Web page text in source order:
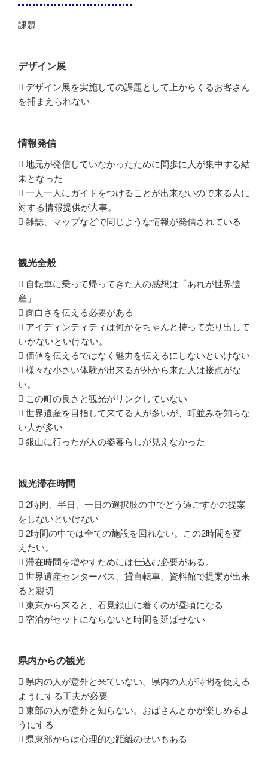
課題
デザイン展
 デザイン展を実施しての課題として上からくるお客さん
を捕まえられない
情報発信
 地元が発信していなかったために間歩に人が集中する結
果となった
 一人一人にガイドをつけることが出来ないので来る人に
対する情報提供が大事。
 雑誌、マップなどで同じような情報が発信されている
観光全般
 自転車に乗って帰ってきた人の感想は「あれが世界遺
産」
 面白さを伝える必要がある
 アイディンティティは何かをちゃんと持って売り出して
いかないといけない。
 価値を伝えるではなく魅力を伝えるにしないといけない
 様々な小さい体験が出来るが外から来た人は接点がな
い。
 この町の良さと観光がリンクしていない
 世界遺産を目指して来てる人が多いが、町並みを知らな
い人が多い
 銀山に行ったが人の姿暮らしが見えなかった
観光滞在時間
 2時間、半日、一日の選択肢の中でどう過ごすかの提案
をしないといけない
 2時間の中では全ての施設を回れない。この2時間を変
えたい。
 滞在時間を増やすためには仕込む必要がある。
 世界遺産センターバス、貸自転車、資料館で提案が出来
ると親切
 東京から来ると、石見銀山に着くのが昼頃になる
 宿泊がセットにならないと時間を延ばせない
県内からの観光
 県内の人が意外と来ていない。県内の人が時間を使える
ようにする工夫が必要
 東部の人が意外と知らない。おばさんとかが楽しめるよ
うにする
 県東部からは心理的な距離のせいもある